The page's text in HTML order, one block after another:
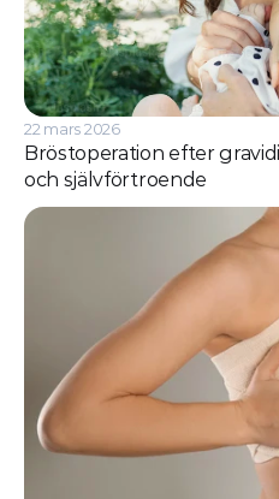
22 mars 2026
Bröstoperation efter
och självförtroende